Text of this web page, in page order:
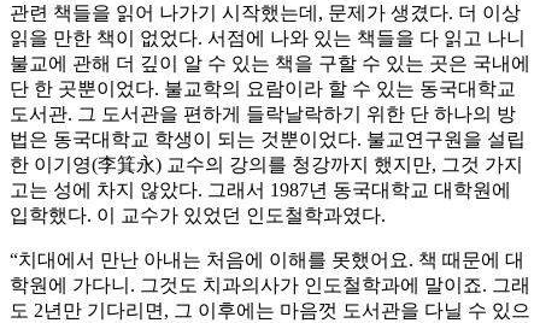
관련 책들을 읽어 나가기 시작했는데, 문제가 생겼다. 더 이상
읽을 만한 책이 없었다. 서점에 나와 있는 책들을 다 읽고 나니
불교에 관해 더 깊이 알 수 있는 책을 구할 수 있는 곳은 국내에
단 한 곳뿐이었다. 불교학의 요람이라 할 수 있는 동국대학교
도서관. 그 도서관을 편하게 들락날락하기 위한 단 하나의 방
법은 동국대학교 학생이 되는 것뿐이었다. 불교연구원을 설립
한 이기영(李箕永) 교수의 강의를 청강까지 했지만, 그것 가지
고는 성에 차지 않았다. 그래서 1987년 동국대학교 대학원에
입학했다. 이 교수가 있었던 인도철학과였다.
“치대에서 만난 아내는 처음에 이해를 못했어요. 책 때문에 대
학원에 가다니. 그것도 치과의사가 인도철학과에 말이죠. 그래
도 2년만 기다리면, 그 이후에는 마음껏 도서관을 다닐 수 있으